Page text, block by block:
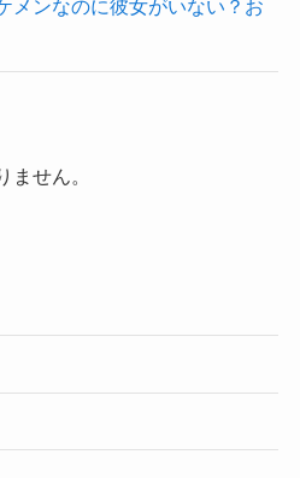
メンなのに彼女がいない？お
ません。